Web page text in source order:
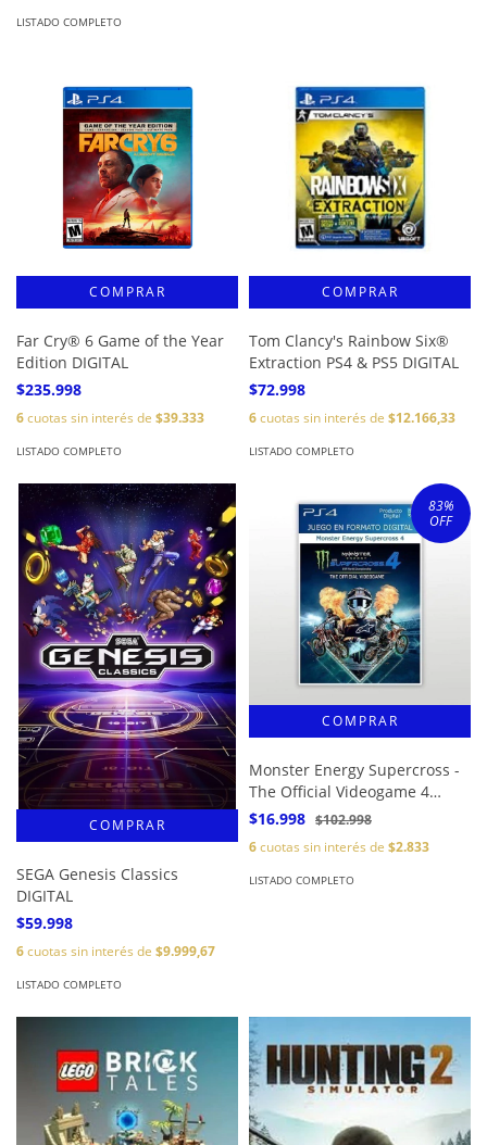
LISTADO COMPLETO
Far Cry® 6 Game of the Year
Edition DIGITAL
$235.998
6cuotas sin interés de $39.333
LISTADO COMPLETO
Tom Clancy's Rainbow Six®
Extraction PS4 & PS5 DIGITAL
$72.998
6cuotas sin interés de $12.166,33
LISTADO COMPLETO
SEGA Genesis Classics
DIGITAL
$59.998
6cuotas sin interés de $9.999,67
LISTADO COMPLETO
83%
OFF
Monster Energy Supercross -
The Official Videogame 4
DIGITAL
$16.998 $102.998
6cuotas sin interés de $2.833
LISTADO COMPLETO